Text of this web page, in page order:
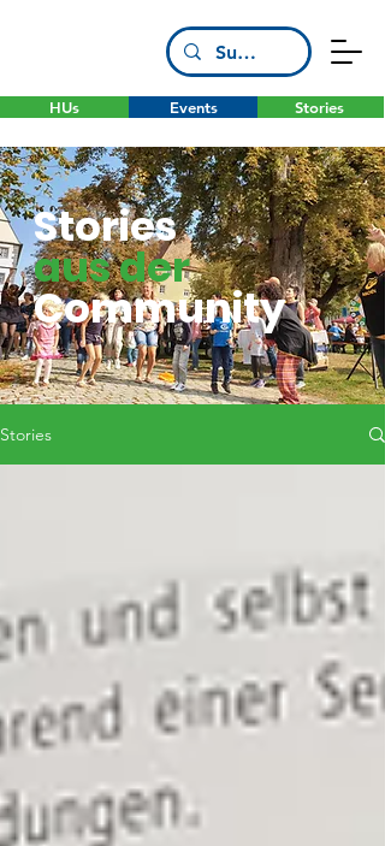
HUs Stories
Events
Stories
aus der
Community
Stories